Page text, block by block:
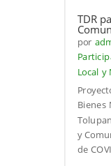
TDR
por
Local y
Bienes
y
de